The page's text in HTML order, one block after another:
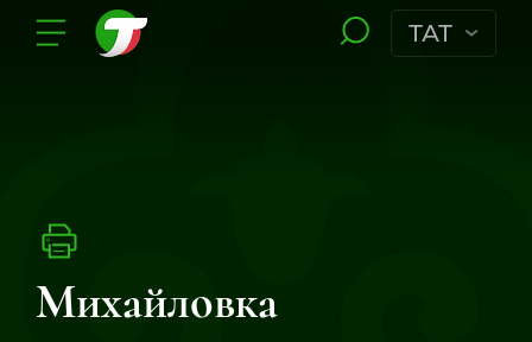
ТАТ
Михайловка